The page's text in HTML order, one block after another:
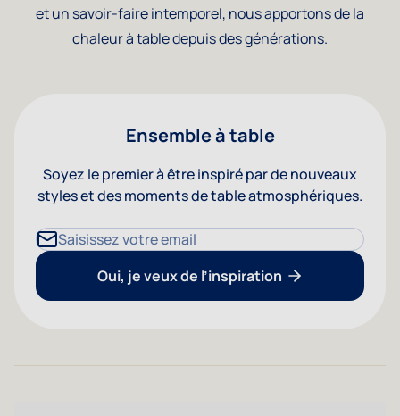
et un savoir-faire intemporel, nous apportons de la
chaleur à table depuis des générations.
Ensemble à table
Soyez le premier à être inspiré par de nouveaux
styles et des moments de table atmosphériques.
Adresse mail
Oui, je veux de l’inspiration